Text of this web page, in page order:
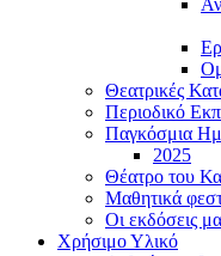
Θεατρικές
Περιοδικό
Παγκόσμια
2025
Θέατρο του
Μαθητικά
Οι εκδόσεις
Χρήσιμο Υλικό